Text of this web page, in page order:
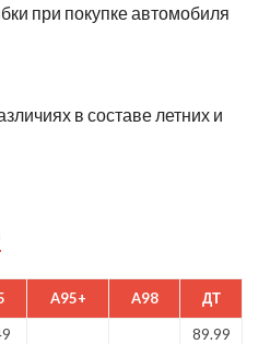
при покупке автомобиля
в составе летних и
A95+ A98 ДТ
89.99